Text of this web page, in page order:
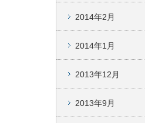
2014年2月
2014年1月
2013年12月
2013年9月